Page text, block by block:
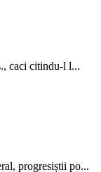
caci citindu-l l...
progresiștii po...